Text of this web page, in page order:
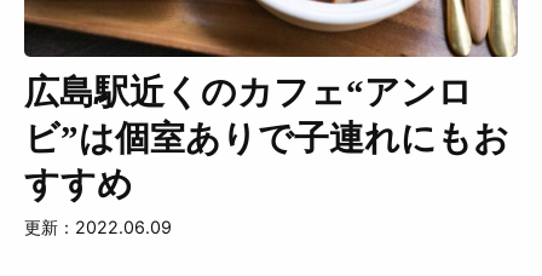
広島駅近くのカフェ“アンロ
ビ”は個室ありで子連れにもお
すすめ
更新：2022.06.09